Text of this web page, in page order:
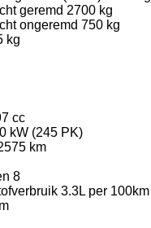
geremd 2700 kg
ongeremd 750 kg
kg
cc
kW (245 PK)
km
8
3.3L per 100km